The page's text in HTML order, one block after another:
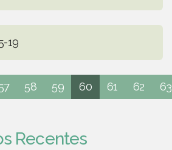
19
58 59 60 61 62 63
Recentes